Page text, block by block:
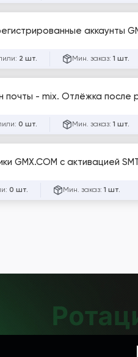
аккаунты
2 шт. Мин. заказ: 1 шт.
почты - mix. Отлёжка после
0 шт. Мин. заказ: 1 шт.
GMX.COM с активацией
0 шт. Мин. заказ: 1 шт.